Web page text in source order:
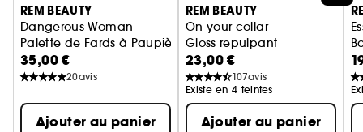
REM BEAUTY
Dangerous Woman
Palette de Fards à Paupières
35,00 €
20avis
Ajouter au panier
REM BEAUTY
On your collar
Gloss repulpant
23,00 €
107avis
Existe en 4 teintes
Ajouter au panier